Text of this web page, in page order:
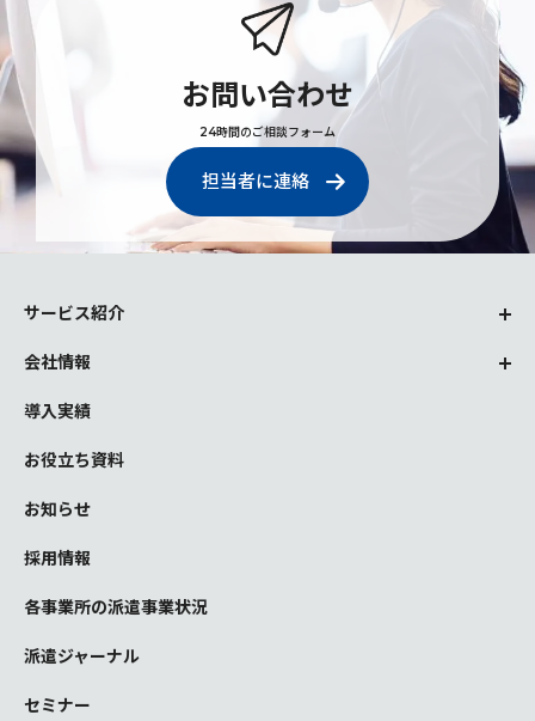
お問い合わせ
24時間のご相談フォーム
担当者に連絡
サービス紹介
会社情報
導入実績
お役立ち資料
お知らせ
採用情報
各事業所の派遣事業状況
派遣ジャーナル
セミナー